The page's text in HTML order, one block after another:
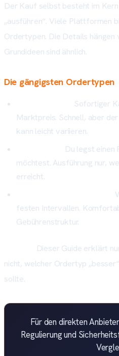
Der Kauf selbst besteht im
„ausführen“. Viele Plattformen
Ordertypen. Die Details hängen
Grundideen sind ähnlich.
Die gängigsten Ordertypen
Sofortiger
Marktpreis. Schnell, aber
kann leicht variieren.
Du legst einen
möchtest. Ausführung nur,
erreicht.
festen Intervallen.
Gebührenstruktur.
Dieser Guide erklärt
nicht, welcher Ordertyp
sollte.
Für den direkten
Regulierung und